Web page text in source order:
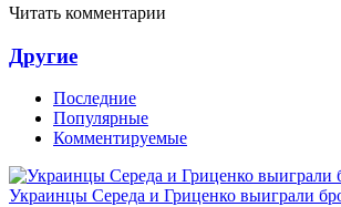
Читать комментарии
Другие
Последние
Популярные
Комментируемые
Украинцы Середа и Гриценко выиграли